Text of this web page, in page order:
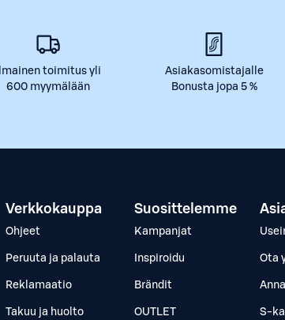
Ilmainen toimitus yli
600 myymälään
Asiakasomistajalle
Bonusta jopa 5 %
Verkkokauppa
Ohjeet
Peruuta ja palauta
Reklamaatio
Takuu ja huolto
Suosittelemme
Kampanjat
Inspiroidu
Brändit
OUTLET
Ota
S-